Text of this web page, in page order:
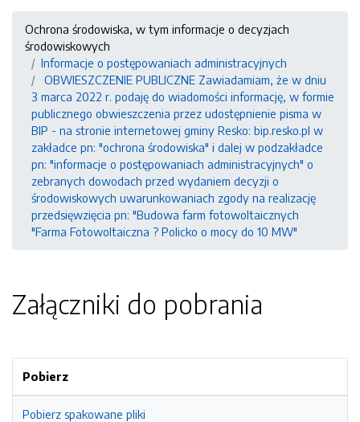
Ochrona środowiska, w tym informacje o decyzjach
środowiskowych
Informacje o postępowaniach administracyjnych
OBWIESZCZENIE PUBLICZNE Zawiadamiam, że w dniu
3 marca 2022 r. podaję do wiadomości informację, w formie
publicznego obwieszczenia przez udostępnienie pisma w
BIP - na stronie internetowej gminy Resko: bip.resko.pl w
zakładce pn: "ochrona środowiska" i dalej w podzakładce
pn: "informacje o postępowaniach administracyjnych" o
zebranych dowodach przed wydaniem decyzji o
środowiskowych uwarunkowaniach zgody na realizację
przedsięwzięcia pn: "Budowa farm fotowoltaicznych
"Farma Fotowoltaiczna ? Policko o mocy do 10 MW"
Załączniki do pobrania
Pobierz
Pobierz spakowane pliki